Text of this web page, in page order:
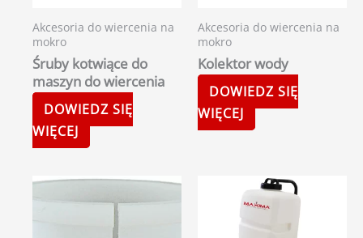
Akcesoria do wiercenia na
mokro
Śruby kotwiące do
maszyn do wiercenia
DOWIEDZ SIĘ
WIĘCEJ
Akcesoria do wiercenia na
mokro
Kolektor wody
DOWIEDZ SIĘ
WIĘCEJ